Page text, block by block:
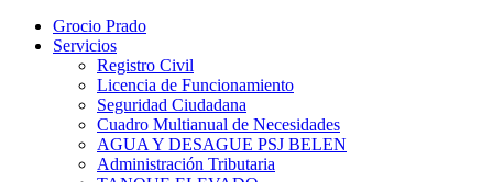
Grocio Prado
Servicios
Registro Civil
Licencia de Funcionamiento
Seguridad Ciudadana
Cuadro Multianual de Necesidades
AGUA Y DESAGUE PSJ BELEN
Administración Tributaria